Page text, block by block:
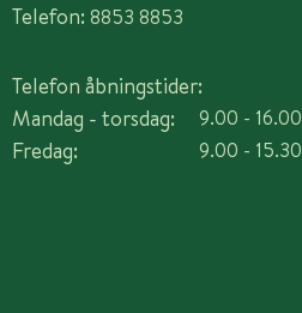
Telefon: 8853 8853
Telefon åbningstider:
Mandag - torsdag:
Fredag:
9.00 - 16.00
9.00 - 15.30